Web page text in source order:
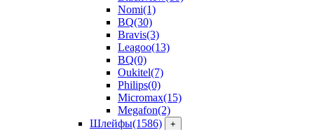
Nomi(1)
BQ(30)
Bravis(3)
Leagoo(13)
BQ(0)
Oukitel(7)
Philips(0)
Micromax(15)
Megafon(2)
Шлейфы(1586) +